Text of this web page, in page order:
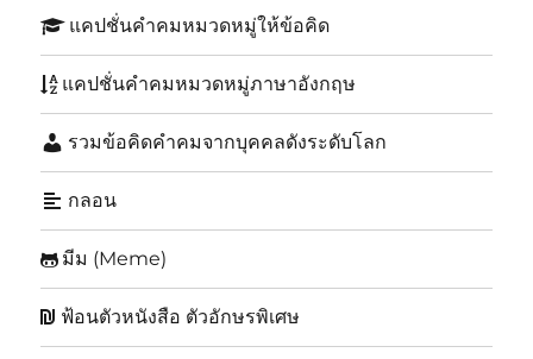
แคปชั่นคำคมหมวดหมู่ให้ข้อคิด
แคปชั่นคำคมหมวดหมู่ภาษาอังกฤษ
รวมข้อคิดคำคมจากบุคคลดังระดับโลก
กลอน
มีม (Meme)
ฟ้อนตัวหนังสือ ตัวอักษรพิเศษ